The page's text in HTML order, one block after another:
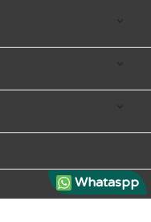



Whataspp